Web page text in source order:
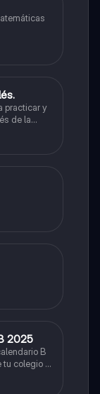
practicar y
de la
2025
B
tu colegio y